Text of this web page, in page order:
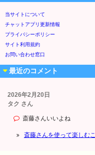
当サイトについて
チャットアプリ更新情報
プライバシーポリシー
サイト利用規約
お問い合わせ窓口
最近のコメント
2026年2月20日
タク さん
斎藤さんいいよね
斎藤さんを使って楽しむ